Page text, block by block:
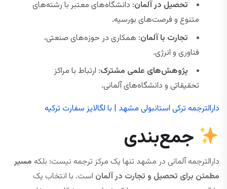
تحصیل در آلمان: دانشگاه‌های معتبر با رشته‌های
متنوع و فرصت‌های بورسیه.
تجارت با آلمان: همکاری در حوزه‌های صنعتی،
فناوری و انرژی.
پژوهش‌های علمی مشترک: ارتباط با مراکز
تحقیقاتی و دانشگاه‌های آلمانی.
دارالترجمه ترکی استانبولی مشهد | با لگالایز سفارت ترکیه
جمع‌بندی
دارالترجمه آلمانی در مشهد تنها یک مرکز ترجمه نیست؛ بلکه مسیر
مطمئن برای تحصیل و تجارت در آلمان است. با انتخاب یک